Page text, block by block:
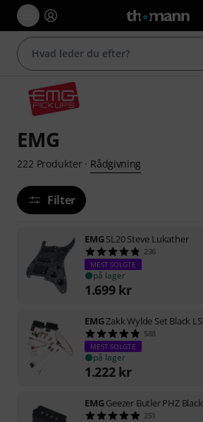
EMG
222 Produkter· Rådgivning
Filter
EMGSL20 Steve Lukather
236
MEST SOLGTE
på lager
1.699 kr
EMGZakk Wylde Set Black LS
588
MEST SOLGTE
på lager
1.222 kr
EMGGeezer Butler PHZ Black
251